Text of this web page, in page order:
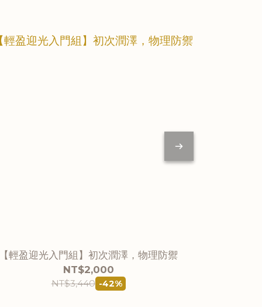
輕盈迎光入門組】初次潤澤，物理防禦
NT$2,000
NT$3,440 -42%